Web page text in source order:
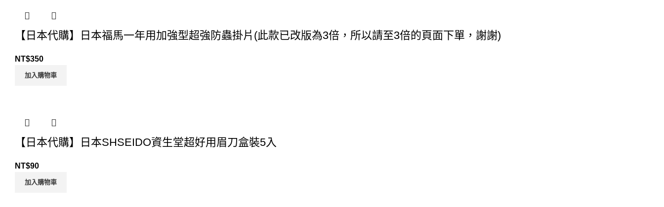
【日本代購】日本福馬一年用加強型超強防蟲掛片(此款已改版為3倍，所以請至3倍的頁面下單，謝謝)
NT$350
加入購物車
【日本代購】日本SHSEIDO資生堂超好用眉刀盒裝5入
NT$90
加入購物車